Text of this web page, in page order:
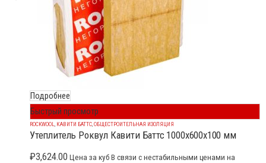
Подробнее
Быстрый просмотр
ROCKWOOL КАВИТИ БАТТС ОБЩЕСТРОИТЕЛЬНАЯ ИЗОЛЯЦИЯ
Утеплитель Роквул Кавити Баттс 1000x600x100 мм
₽3,624.00 Цена за куб В связи с нестабильными ценами на